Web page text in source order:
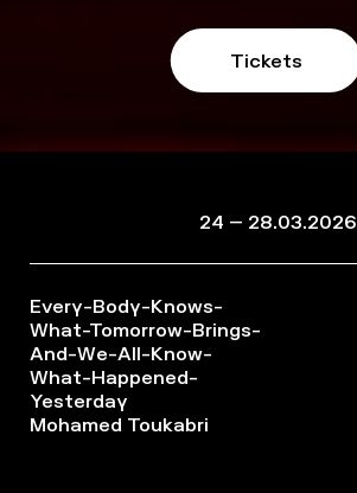
Tickets
24 – 28.03.2026
Every-Body-Knows-
What-Tomorrow-Brings-
And-We-All-Know-
What-Happened-
Yesterday
Mohamed Toukabri